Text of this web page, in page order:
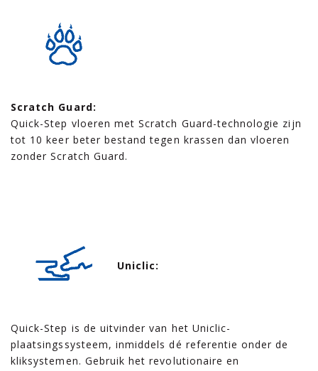
Scratch Guard:
Quick-Step vloeren met Scratch Guard-technologie zijn
tot 10 keer beter bestand tegen krassen dan vloeren
zonder Scratch Guard.
Uniclic:
Quick-Step is de uitvinder van het Uniclic-
plaatsingssysteem, inmiddels dé referentie onder de
kliksystemen. Gebruik het revolutionaire en